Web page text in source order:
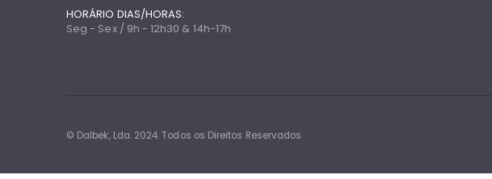
HORÁRIO DIAS/HORAS:
Seg - Sex / 9h - 12h30 & 14h-17h
© Dalbek, Lda. 2024. Todos os Direitos Reservados